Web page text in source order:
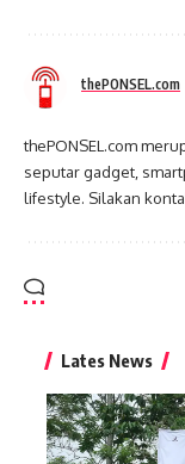
thePONSEL.com
thePONSEL.com
seputar gadget,
lifestyle. Silakan
Lates News